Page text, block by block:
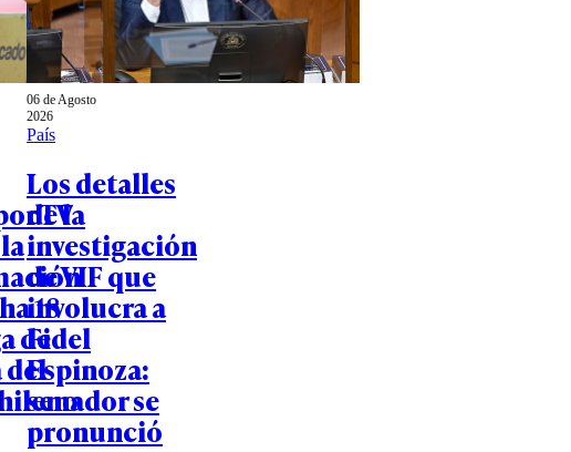
TV
18
de
del
06 de Agosto
2026
País
Los detalles
de la
investigación
de VIF que
involucra a
Fidel
Espinoza:
senador se
pronunció